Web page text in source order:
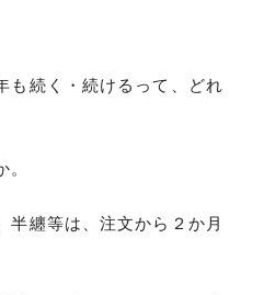
も続く・続けるって、どれ
半纏等は、注文から２か月